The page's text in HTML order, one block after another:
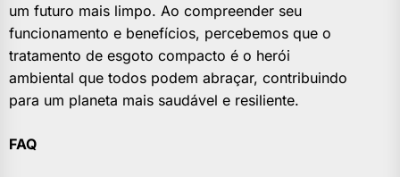
um futuro mais limpo. Ao compreender seu
funcionamento e benefícios, percebemos que o
tratamento de esgoto compacto é o herói
ambiental que todos podem abraçar, contribuindo
para um planeta mais saudável e resiliente.
FAQ